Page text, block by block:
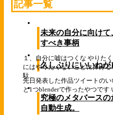
記事一覧
未来の自分に向け
すべき事柄
１、自分に嘘はつくな やりた
にはやりたくないことに捧げ
駄...
久しぶりにいいね
先日発表した作品ツイートの
と1つblenderで作ったやつです
究極のメタバース
自動生成。